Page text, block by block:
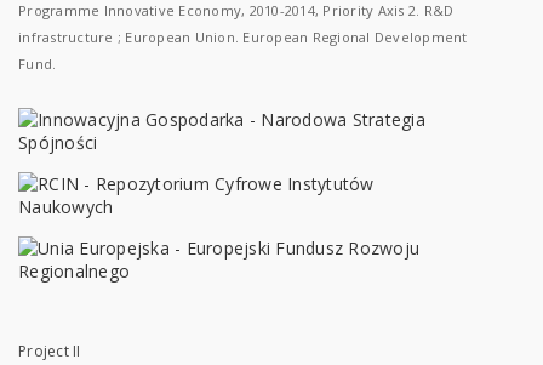
Programme Innovative Economy, 2010-2014, Priority Axis 2. R&D
infrastructure ; European Union. European Regional Development
Fund.
Project II